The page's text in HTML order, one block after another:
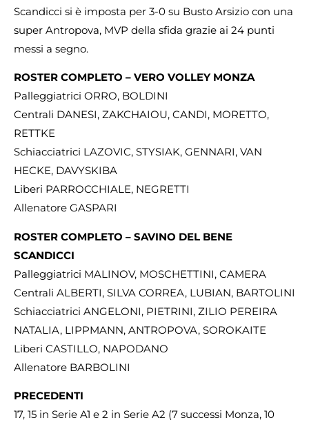
Scandicci si è imposta per 3-0 su Busto Arsizio con una
super Antropova, MVP della sfida grazie ai 24 punti
messi a segno.
ROSTER COMPLETO – VERO VOLLEY MONZA
Palleggiatrici ORRO, BOLDINI
Centrali DANESI, ZAKCHAIOU, CANDI, MORETTO,
RETTKE
Schiacciatrici LAZOVIC, STYSIAK, GENNARI, VAN
HECKE, DAVYSKIBA
Liberi PARROCCHIALE, NEGRETTI
Allenatore GASPARI
ROSTER COMPLETO – SAVINO DEL BENE
SCANDICCI
Palleggiatrici MALINOV, MOSCHETTINI, CAMERA
Centrali ALBERTI, SILVA CORREA, LUBIAN, BARTOLINI
Schiacciatrici ANGELONI, PIETRINI, ZILIO PEREIRA
NATALIA, LIPPMANN, ANTROPOVA, SOROKAITE
Liberi CASTILLO, NAPODANO
Allenatore BARBOLINI
PRECEDENTI
17, 15 in Serie A1 e 2 in Serie A2 (7 successi Monza, 10